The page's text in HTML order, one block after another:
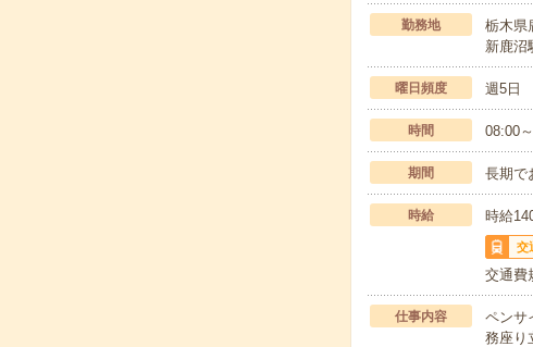
勤務地
栃木県
新鹿沼
曜日頻度 週5日
時間 08:00
期間 長期で
時給 時給
交
交通費
仕事内容
ペンサ
務座り